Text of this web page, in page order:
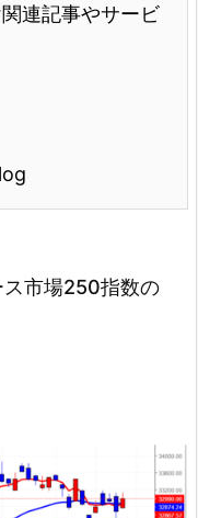
連記事やサービ
市場250指数の